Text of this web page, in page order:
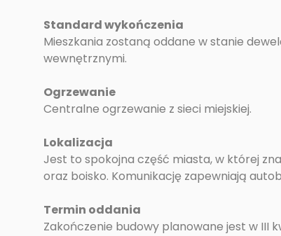
Standard wykończenia
Mieszkania zostaną oddane w stanie
wewnętrznymi.
Ogrzewanie
Centralne ogrzewanie z sieci miejskiej.
Lokalizacja
Jest to spokojna część miasta, w której
oraz boisko. Komunikację zapewniają
Termin oddania
Zakończenie budowy planowane jest w III